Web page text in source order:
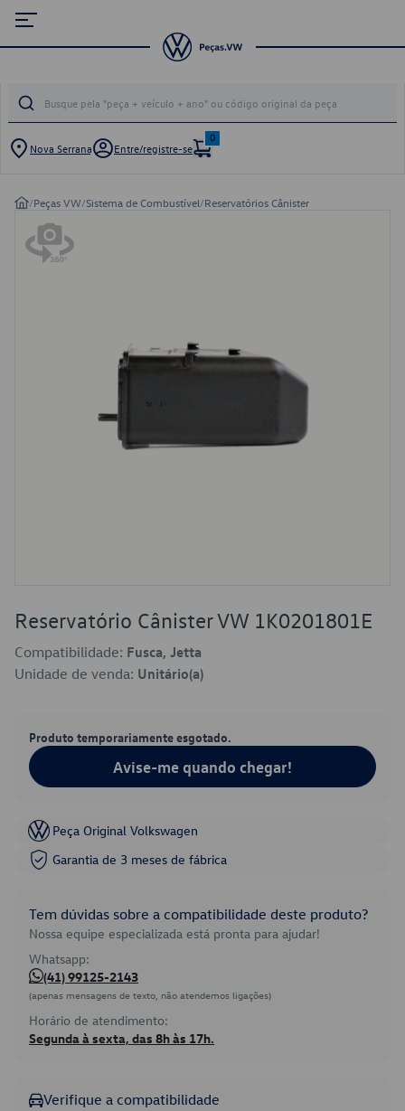
Nova Serrana Entre/registre-se
0
/Peças VW/Sistema de Combustível/Reservatórios Cânister
Reservatório Cânister VW 1K0201801E
Compatibilidade: Fusca, Jetta
Unidade de venda: Unitário(a)
Produto temporariamente esgotado.
Avise-me quando chegar!
Peça Original Volkswagen
Garantia de 3 meses de fábrica
Tem dúvidas sobre a compatibilidade deste produto?
Nossa equipe especializada está pronta para ajudar!
Whatsapp:
(41) 99125-2143
(apenas mensagens de texto, não atendemos ligações)
Horário de atendimento:
Segunda à sexta, das 8h às 17h.
Verifique a compatibilidade